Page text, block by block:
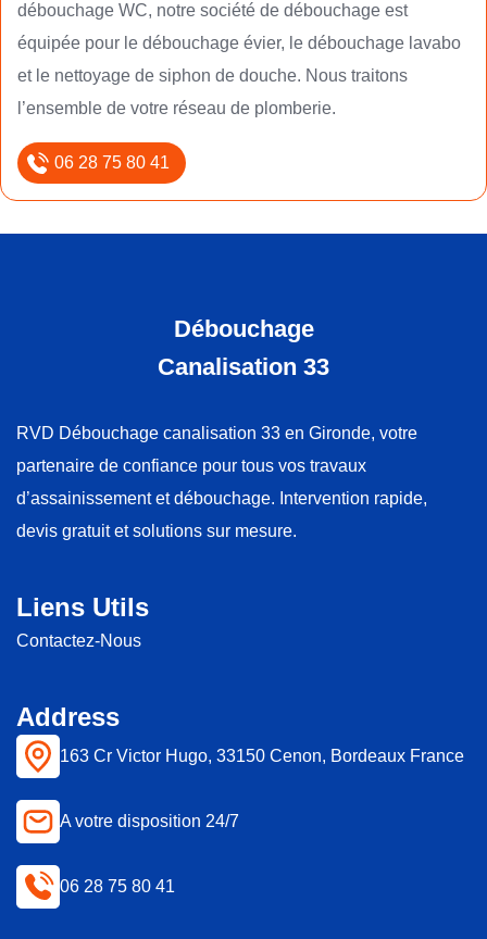
débouchage WC, notre société de débouchage est
équipée pour le débouchage évier, le débouchage lavabo
et le nettoyage de siphon de douche. Nous traitons
l’ensemble de votre réseau de plomberie.
06 28 75 80 41
Débouchage
Canalisation 33
RVD Débouchage canalisation 33 en Gironde, votre
partenaire de confiance pour tous vos travaux
d’assainissement et débouchage. Intervention rapide,
devis gratuit et solutions sur mesure.
Liens Utils
Contactez-Nous
Address
163 Cr Victor Hugo, 33150 Cenon, Bordeaux France
A votre disposition 24/7
06 28 75 80 41